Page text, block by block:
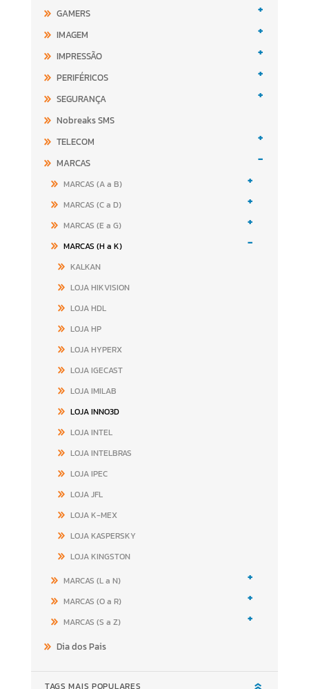
GAMERS +
IMAGEM +
IMPRESSÃO +
PERIFÉRICOS +
SEGURANÇA +
Nobreaks SMS
TELECOM
+
MARCAS -
MARCAS (A a B) +
MARCAS (C a D) +
MARCAS (E a G) +
MARCAS (H a K) -
KALKAN
LOJA HIKVISION
LOJA HDL
LOJA HP
LOJA HYPERX
LOJA IGECAST
LOJA IMILAB
LOJA INNO3D
LOJA INTEL
LOJA INTELBRAS
LOJA IPEC
LOJA JFL
LOJA K-MEX
LOJA KASPERSKY
LOJA KINGSTON
MARCAS (L a N)
+
MARCAS (O a R) +
MARCAS (S a Z) +
Dia dos Pais
TAGS MAIS POPULARES